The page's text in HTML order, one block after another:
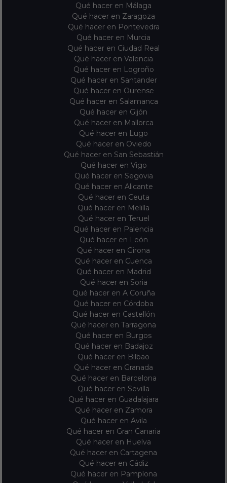
Qué hacer en Málaga
Qué hacer en Zaragoza
Qué hacer en Pontevedra
Qué hacer en Murcia
Qué hacer en Ciudad Real
Qué hacer en Valencia
Qué hacer en Logroño
Qué hacer en Santander
Qué hacer en Ourense
Qué hacer en Salamanca
Qué hacer en Gijón
Qué hacer en Mallorca
Qué hacer en Lugo
Qué hacer en Oviedo
Qué hacer en San Sebastián
Qué hacer en Vigo
Qué hacer en Segovia
Qué hacer en Alicante
Qué hacer en Ceuta
Qué hacer en Melilla
Qué hacer en Teruel
Qué hacer en Palencia
Qué hacer en León
Qué hacer en Girona
Qué hacer en Cuenca
Qué hacer en Madrid
Qué hacer en Soria
Qué hacer en A Coruña
Qué hacer en Córdoba
Qué hacer en Castellón
Qué hacer en Tarragona
Qué hacer en Burgos
Qué hacer en Badajoz
Qué hacer en Bilbao
Qué hacer en Granada
Qué hacer en Barcelona
Qué hacer en Sevilla
Qué hacer en Guadalajara
Qué hacer en Zamora
Qué hacer en Avila
Qué hacer en Gran Canaria
Qué hacer en Huelva
Qué hacer en Cartagena
Qué hacer en Cádiz
Qué hacer en Pamplona